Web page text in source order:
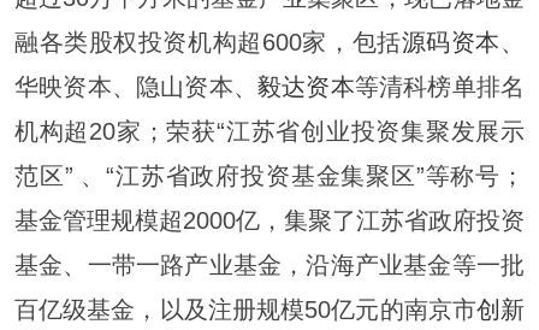
融各类股权投资机构超600家，包括源码资本、
华映资本、隐山资本、 毅达资本等清科榜单排名
机构超20家；荣获“江苏省创业投资集聚发展示
范区” 、“江苏省政府投资基金集聚区”等称号；
基金管理规模超2000亿，集聚了江苏省政府投资
基金、一带一路产业基金，沿海产业基金等一批
百亿级基金，以及注册规模50亿元的南京市创新